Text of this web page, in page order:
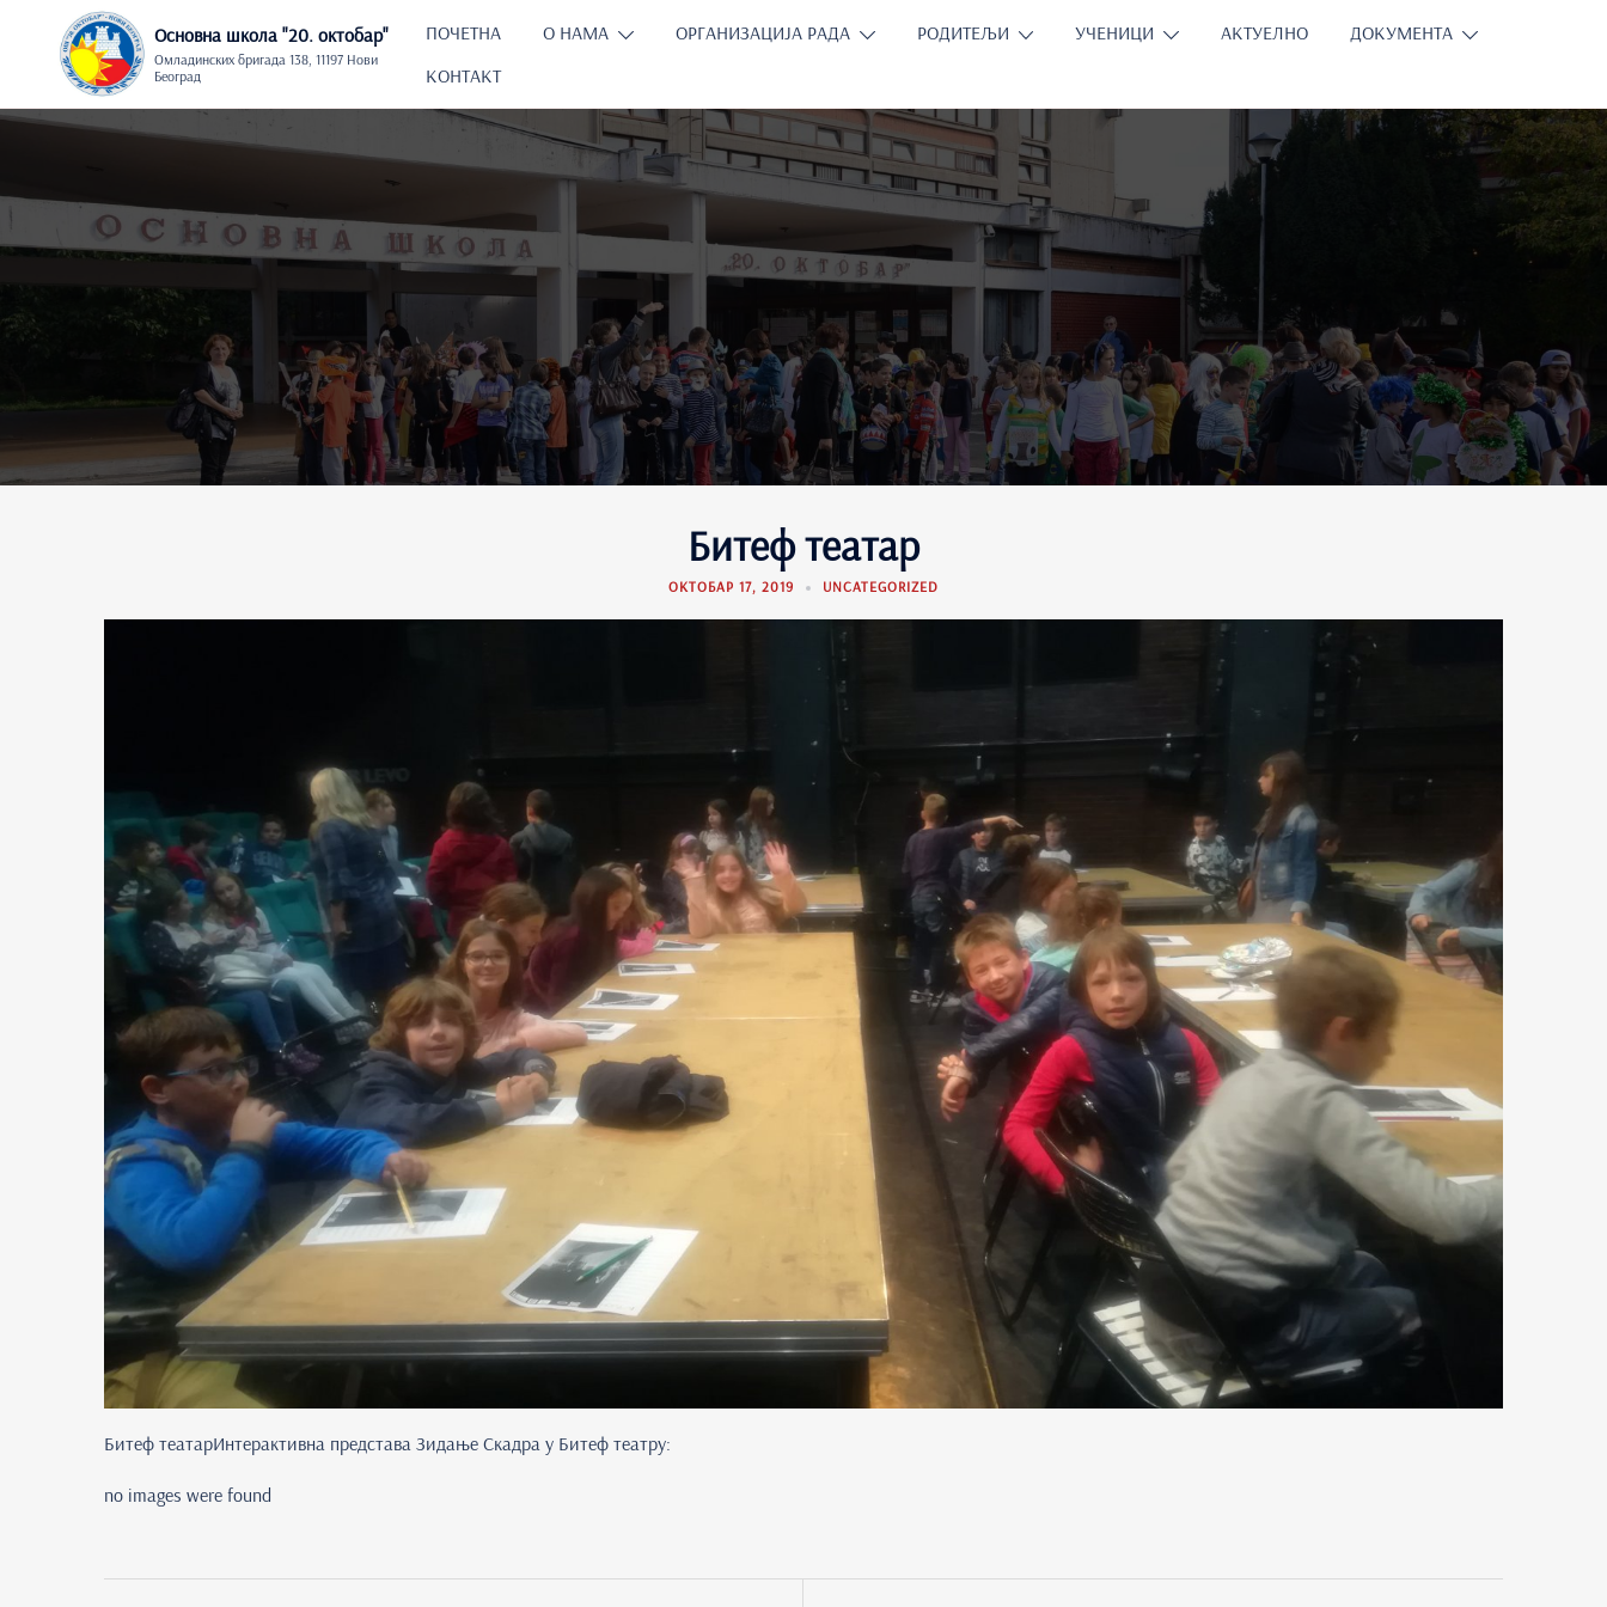
Основна школа "20. oктобар"
Омладинских бригада 138, 11197 Нови
Београд
ПОЧЕТНА О НАМА ОРГАНИЗАЦИЈА РАДА РОДИТЕЉИ УЧЕНИЦИ АКТУЕЛНО
ДОКУМЕНТА
КОНТАКТ
Битеф театар
ОКТОБАР 17, 2019 UNCATEGORIZED
Битеф театарИнтерактивна представа Зидање Скадра у Битеф театру:
no images were found